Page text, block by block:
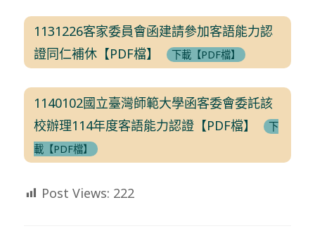
1131226客家委員會函建請參加客語能力認
證同仁補休【PDF檔】
下載【PDF檔】
1140102國立臺灣師範大學函客委會委託該
校辦理114年度客語能力認證【PDF檔】
下
載【PDF檔】
Post Views: 222